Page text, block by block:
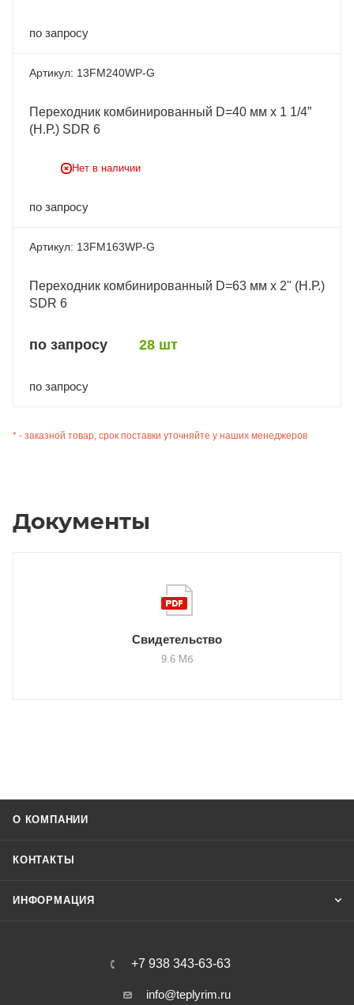
по запросу
13FM240WP-G
Переходник комбинированный D=40 мм x 1 1/4”
(Н.Р.) SDR 6
Нет в наличии
по запросу
13FM163WP-G
Переходник комбинированный D=63 мм x 2" (Н.Р.)
SDR 6
по запросу 28 шт
по запросу
* - заказной товар, срок поставки уточняйте у наших менеджеров
Документы
Свидетельство
9.6 Мб
О КОМПАНИИ
КОНТАКТЫ
ИНФОРМАЦИЯ
+7 938 343-63-63
info@teplyrim.ru